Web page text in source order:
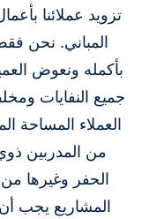
تزويد عملائنا
المباني. نحن
بأكمله ونعوض
جميع النفايات
العملاء المساحة
من المدربين
الحفر وغيرها
المشاريع يجب